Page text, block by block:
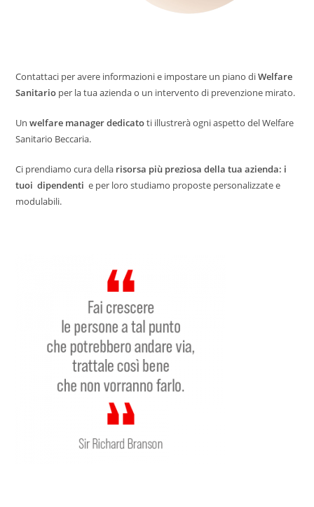
Contattaci per avere informazioni e impostare un piano diWelfare
Sanitario per la tua azienda o un intervento di prevenzione mirato.
Unwelfare manager dedicatoti illustrerà ogni aspetto del Welfare
Sanitario Beccaria.
Ci prendiamo cura della risorsa più preziosa della tua azienda: i
tuoi dipendenti e per loro studiamo proposte personalizzate e
modulabili.